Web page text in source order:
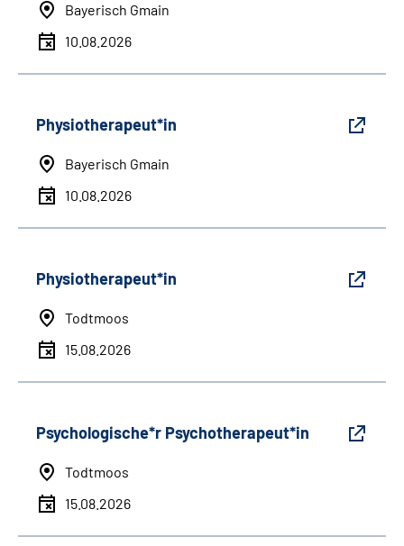
Bayerisch Gmain
10.08.2026
Physiotherapeut*in
Bayerisch Gmain
10.08.2026
Physiotherapeut*in
Todtmoos
15.08.2026
Psychologische*r Psychotherapeut*in
Todtmoos
15.08.2026